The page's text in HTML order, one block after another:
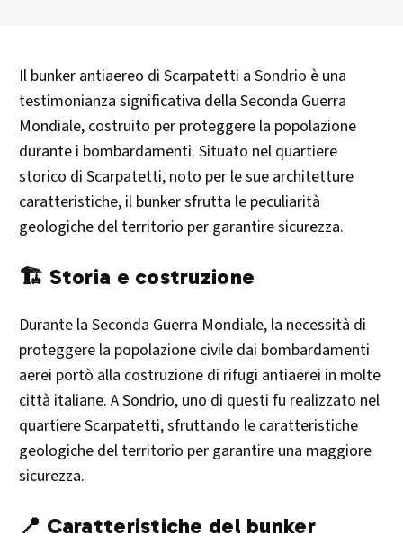
Il bunker antiaereo di Scarpatetti a Sondrio è una
testimonianza significativa della Seconda Guerra
Mondiale, costruito per proteggere la popolazione
durante i bombardamenti. Situato nel quartiere
storico di Scarpatetti, noto per le sue architetture
caratteristiche, il bunker sfrutta le peculiarità
geologiche del territorio per garantire sicurezza.​
🏗️ Storia e costruzione
Durante la Seconda Guerra Mondiale, la necessità di
proteggere la popolazione civile dai bombardamenti
aerei portò alla costruzione di rifugi antiaerei in molte
città italiane. A Sondrio, uno di questi fu realizzato nel
quartiere Scarpatetti, sfruttando le caratteristiche
geologiche del territorio per garantire una maggiore
sicurezza.​
📍 Caratteristiche del bunker